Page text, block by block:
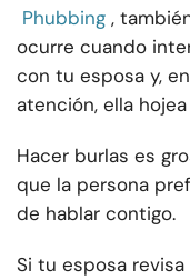
Phubbing ,
ocurre cuando
con tu esposa y,
atención, ella
Hacer burlas es
que la persona
de hablar contigo.
Si tu esposa